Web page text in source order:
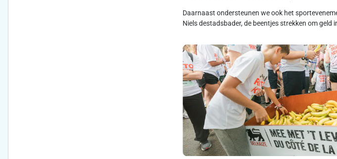
Daarnaast ondersteunen we ook het
Niels destadsbader, de beentjes strekken om